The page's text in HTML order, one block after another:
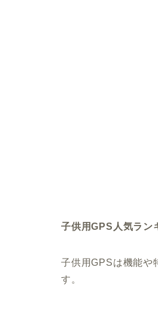
子供用GPS人気ラン
子供用GPSは機能や
す。